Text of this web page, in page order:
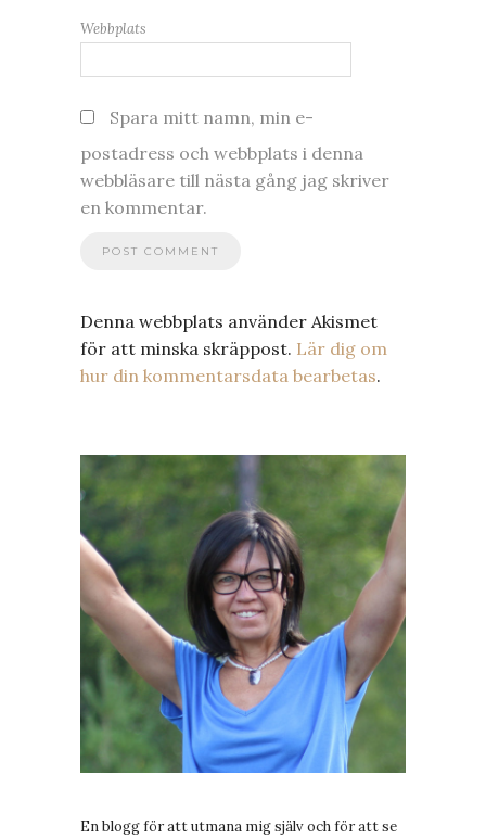
Webbplats
Spara mitt namn, min e-
postadress och webbplats i denna
webbläsare till nästa gång jag skriver
en kommentar.
Denna webbplats använder Akismet
för att minska skräppost. Lär dig om
hur din kommentarsdata bearbetas.
En blogg för att utmana mig själv och för att se